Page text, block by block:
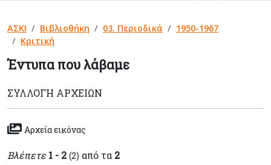
ΑΣΚΙ Βιβλιοθήκη 03. Περιοδικά
1950-1967
Κριτική
Έντυπα που λάβαμε
ΣΥΛΛΟΓΉ ΑΡΧΕΊΩΝ
Αρχεία εικόνας
Βλέπετε 1 - 2 (2) από τα 2